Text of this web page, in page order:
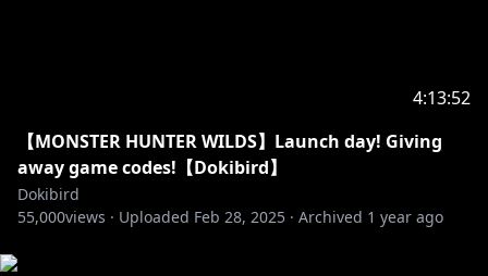
▼【グラフィックスカード】GeForce RTX 5070 Ti 16G
https://kakaku.com/item/K0001687822/
https://kakaku.com/item/K0001687828/
4:13:52
【MONSTER HUNTER WILDS】Launch day! Giving
away game codes!【Dokibird】
Dokibird
55,000views · Uploaded Feb 28, 2025 · Archived 1 year ago